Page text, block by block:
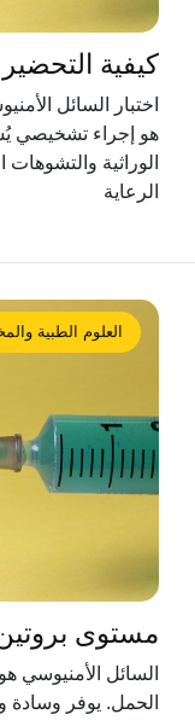
كيفية
اختبار السائل
هو إجراء تشخيصي
الوراثية
الرعاية
العلوم الطبية
مستوى
السائل الأمنيوسي
الحمل. يوفر وسادة